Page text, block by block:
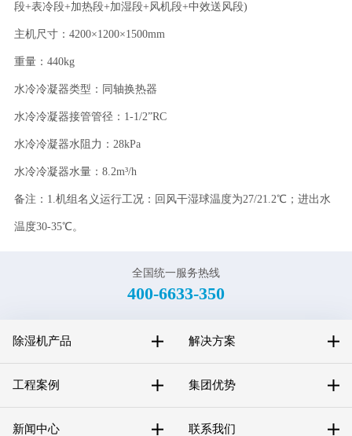
段+表冷段+加热段+加湿段+风机段+中效送风段)
主机尺寸：4200×1200×1500mm
重量：440kg
水冷冷凝器类型：同轴换热器
水冷冷凝器接管管径：1-1/2”RC
水冷冷凝器水阻力：28kPa
水冷冷凝器水量：8.2m³/h
备注：1.机组名义运行工况：回风干湿球温度为27/21.2℃；进出水
温度30-35℃。
全国统一服务热线
400-6633-350
除湿机产品 解决方案
工程案例 集团优势
新闻中心 联系我们